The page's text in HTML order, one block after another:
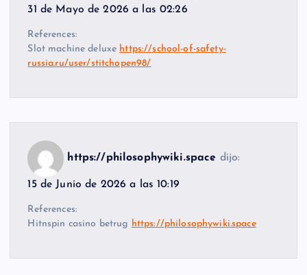
31 de Mayo de 2026 a las 02:26
References:
Slot machine deluxe https://school-of-safety-
russia.ru/user/stitchopen98/
https://philosophywiki.space dijo:
15 de Junio de 2026 a las 10:19
References:
Hitnspin casino betrug https://philosophywiki.space